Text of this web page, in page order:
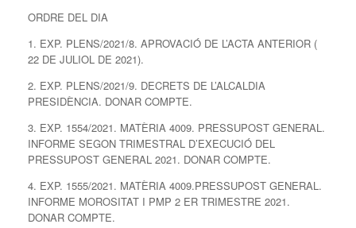
ORDRE DEL DIA
1. EXP. PLENS/2021/8. APROVACIÓ DE L’ACTA ANTERIOR (
22 DE JULIOL DE 2021).
2. EXP. PLENS/2021/9. DECRETS DE L’ALCALDIA
PRESIDÈNCIA. DONAR COMPTE.
3. EXP. 1554/2021. MATÈRIA 4009. PRESSUPOST GENERAL.
INFORME SEGON TRIMESTRAL D’EXECUCIÓ DEL
PRESSUPOST GENERAL 2021. DONAR COMPTE.
4. EXP. 1555/2021. MATÈRIA 4009.PRESSUPOST GENERAL.
INFORME MOROSITAT I PMP 2 ER TRIMESTRE 2021.
DONAR COMPTE.